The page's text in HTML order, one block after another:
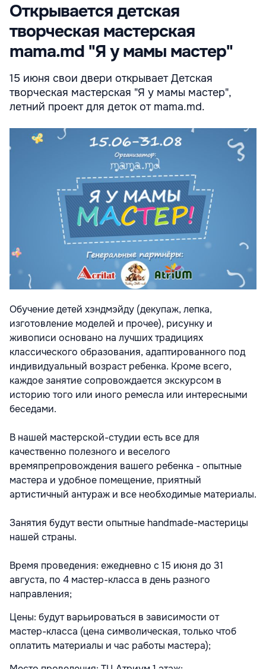
Открывается детская
творческая мастерская
mama.md "Я у мамы мастер"
15 июня свои двери открывает Детская
творческая мастерская "Я у мамы мастер",
летний проект для деток от mama.md.
Обучение детей хэндмэйду (декупаж, лепка,
изготовление моделей и прочее), рисунку и
живописи основано на лучших традициях
классического образования, адаптированного под
индивидуальный возраст ребенка. Кроме всего,
каждое занятие сопровождается экскурсом в
историю того или иного ремесла или интересными
беседами.
В нашей мастерской-студии есть все для
качественно полезного и веселого
времяпрепровождения вашего ребенка - опытные
мастера и удобное помещение, приятный
артистичный антураж и все необходимые материалы.
Занятия будут вести опытные handmade-мастерицы
нашей страны.
Время проведения: ежедневно с 15 июня до 31
августа, по 4 мастер-класса в день разного
направления;
Цены: будут варьироваться в зависимости от
мастер-класса (цена символическая, только чтоб
оплатить материалы и час работы мастера);